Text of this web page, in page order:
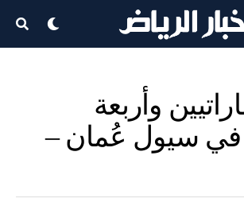
وأربعة
في سيول عُمان –